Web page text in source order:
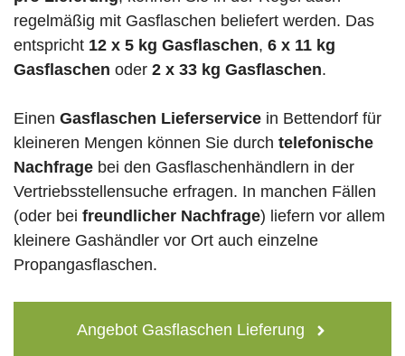
regelmäßig mit Gasflaschen beliefert werden. Das
entspricht 12 x 5 kg Gasflaschen, 6 x 11 kg
Gasflaschen oder 2 x 33 kg Gasflaschen.
Einen Gasflaschen Lieferservice in Bettendorf für
kleineren Mengen können Sie durch telefonische
Nachfrage bei den Gasflaschenhändlern in der
Vertriebsstellensuche erfragen. In manchen Fällen
(oder bei freundlicher Nachfrage) liefern vor allem
kleinere Gashändler vor Ort auch einzelne
Propangasflaschen.
Angebot Gasflaschen Lieferung